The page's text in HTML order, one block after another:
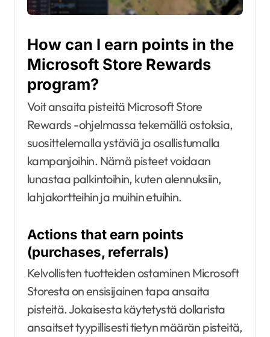
How can I earn points in the
Microsoft Store Rewards
program?
Voit ansaita pisteitä Microsoft Store
Rewards -ohjelmassa tekemällä ostoksia,
suosittelemalla ystäviä ja osallistumalla
kampanjoihin. Nämä pisteet voidaan
lunastaa palkintoihin, kuten alennuksiin,
lahjakortteihin ja muihin etuihin.
Actions that earn points
(purchases, referrals)
Kelvollisten tuotteiden ostaminen Microsoft
Storesta on ensisijainen tapa ansaita
pisteitä. Jokaisesta käytetystä dollarista
ansaitset tyypillisesti tietyn määrän pisteitä,